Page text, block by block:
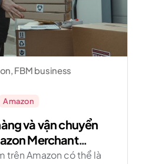
FBM business
Amazon
và vận chuyển
Merchant
trên Amazon có thể là